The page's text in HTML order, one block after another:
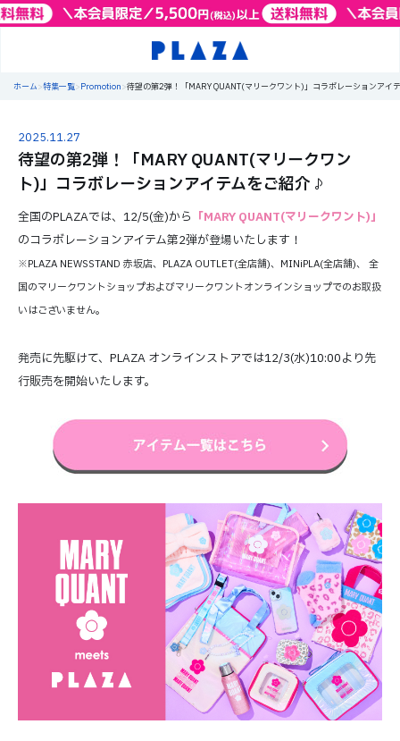
ホーム>特集一覧>Promotion>待望の第2弾！「MARY QUANT(マリークワント)」コラボレーションアイ
2025.11.27
待望の第2弾！「MARY QUANT(マリークワン
ト)」コラボレーションアイテムをご紹介♪
全国のPLAZAでは、12/5(金)から 「MARY QUANT(マリークワント)」
のコラボレーションアイテム第2弾が登場いたします！
※PLAZA NEWSSTAND 赤坂店、PLAZA OUTLET(全店舗)、MINiPLA(全店舗)、 全
国のマリークワントショップおよびマリークワントオンラインショップでのお取扱
いはございません。
発売に先駆けて、PLAZA オンラインストアでは12/3(水)10:00より先
行販売を開始いたします。